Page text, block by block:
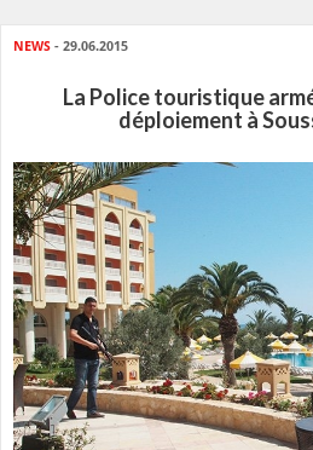
NEWS - 29.06.2015
La Police touristique
déploiement à